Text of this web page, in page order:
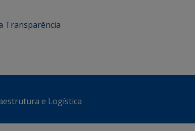
Transparência
e Logística